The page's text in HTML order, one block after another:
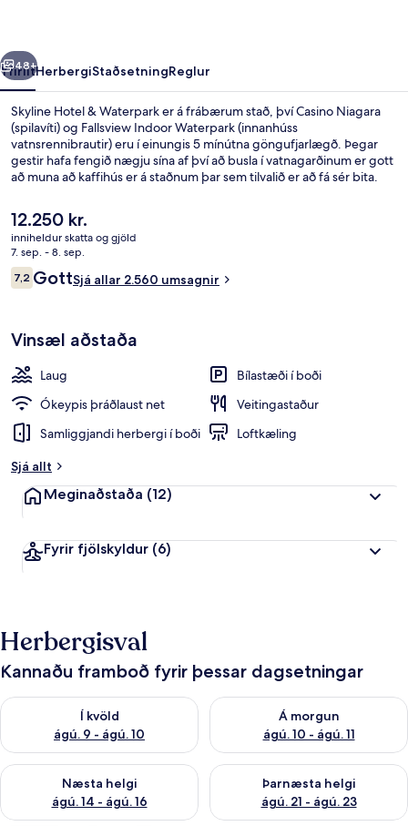
Næsta
48+
YfirlitHerbergiStaðsetningReglur
Skyline Hotel & Waterpark er á frábærum stað, því Casino Niagara
(spilavíti) og Fallsview Indoor Waterpark (innanhúss
vatnsrennibrautir) eru í einungis 5 mínútna göngufjarlægð. Þegar
gestir hafa fengið nægju sína af því að busla í vatnagarðinum er gott
að muna að kaffihús er á staðnum þar sem tilvalið er að fá sér bita.
einungis 10 mínútna göngufjarlægð. Hjálpsamt starfsfólk og góð
staðsetning eru meðal helstu kosta gististaðarins að mati
ferðamanna sem hafa heimsótt hann.
Núverandi
verð
er
12.250 kr.
12.250 kr.
inniheldur skatta og gjöld
7. sep. - 8. sep.
Umsagnir
7,27,2 af 10
GottSjá allar 2.560 umsagnir
Vinsæl aðstaða
Laug
Bílastæði í boði
Ókeypis þráðlaust net
Veitingastaður
Samliggjandi herbergi í boði
Loftkæling
Sjá allt
Meginaðstaða (12)
Fyrir fjölskyldur (6)
Herbergisval
Kannaðu framboð fyrir þessar dagsetningar
Í kvöld
ágú. 9 - ágú. 10
Athuga framboð í kvöld ágú. 9 - ágú. 10
Á morgun
ágú. 10 - ágú. 11
Athuga framboð á morgun
Næsta helgi
ágú. 14 - ágú. 16
Athuga framboð næstu helgi ágú. 14 - ágú. 16
Þarnæsta helgi
ágú. 21 - ágú. 23
Athuga framboð þarnæstu